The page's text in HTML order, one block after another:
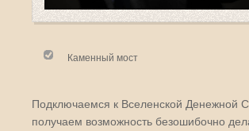
Каменный мост
Подключаемся к Вселенской Денежной
получаем возможность безошибочно